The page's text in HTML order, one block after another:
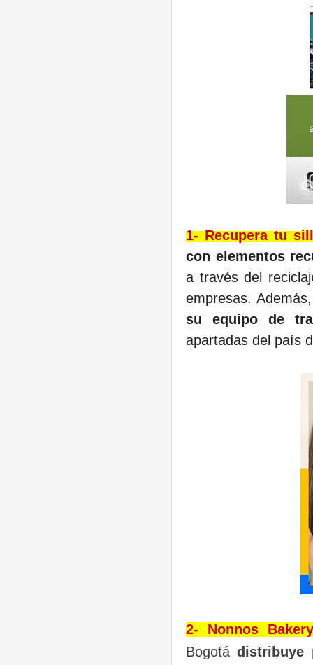
1-Recupera tu
con elementos
a través del
empresas. Además,
su equipo de
apartadas del país
2- Nonnos
Bogotádistribuye